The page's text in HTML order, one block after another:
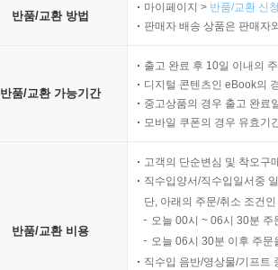
반품/교환 방법
마이페이지 > 반품/교환 신
판매자 배송 상품은 판매자
반품/교환 가능기간
출고 완료 후 10일 이내의
디지털 콘텐츠인 eBook의
중고상품의 경우 출고 완료
모바일 쿠폰의 경우 유효기
반품/교환 비용
고객의 단순변심 및 착오구
직수입양서/직수입일서중
단, 아래의 주문/취소 조건
오늘 00시 ~ 06시 30분
오늘 06시 30분 이후 주
직수입 음반/영상물/기프트